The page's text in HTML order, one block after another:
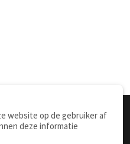
website op de gebruiker af
deze informatie